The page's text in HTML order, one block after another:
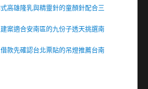
高雄隆乳與精靈針的童顏針配合三
案適合安南區的九份子透天挑選南
款先確認台北票貼的吊燈推薦台南